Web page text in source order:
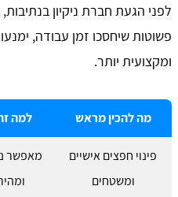
לפני הגעת חברת ניקיון
פשוטות שיחסכו זמן עבודה, ימנעו
ומקצועית יותר.
מה להכין מראש למה
פינוי חפצים אישיים
ומשטחים
מאפשר